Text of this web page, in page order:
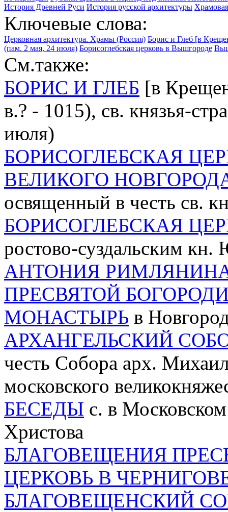
История Древней Руси История русской архитектуры
Ключевые слова:
Церковная архитектура. Храмы (Россия) Борис и Глеб [в
(пам. 2 мая, 24 июля) Борисоглебская церковь в Вышгороде
См.также:
БОРИС И ГЛЕБ [в
в.? - 1015), св. князья-
июля)
БОРИСОГЛЕБСКАЯ
ВЕЛИКОГО
освященный в честь св.
БОРИСОГЛЕБСКАЯ
ростово-суздальским
АНТОНИЯ
ПРЕСВЯТОЙ
МОНАСТЫРЬ в
АРХАНГЕЛЬСКИЙ
честь Собора арх.
московского
БЕСЕДЫ с. в
Христова
БЛАГОВЕЩЕНИЯ
ЦЕРКОВЬ В
БЛАГОВЕЩЕНСКИЙ